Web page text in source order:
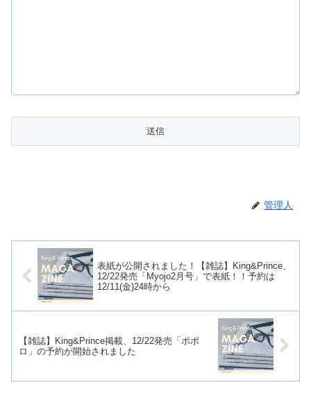
管理人
表紙が公開されました！【雑誌】King&Prince、
12/22発売「Myojo2月号」で表紙！！予約は
12/11(金)24時から
【雑誌】King&Prince掲載、12/22発売「ポポ
ロ」の予約が開始されました